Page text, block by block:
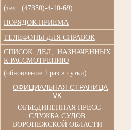
(тел.: (47350)-4-10-69)
ПОРЯДОК ПРИЕМА
ТЕЛЕФОНЫ ДЛЯ СПРАВОК
СПИСОК ДЕЛ, НАЗНАЧЕННЫХ
К РАССМОТРЕНИЮ
(обновление 1 раз в сутки)
ОФИЦИАЛЬНАЯ СТРАНИЦА
VK
ОБЪЕДИНЕННАЯ ПРЕСС-
СЛУЖБА СУДОВ
ВОРОНЕЖСКОЙ ОБЛАСТИ